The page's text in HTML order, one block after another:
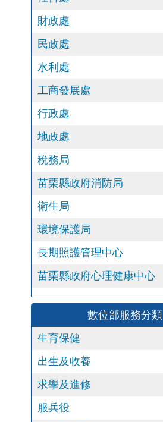
財政處
民政處
水利處
工商發展處
行政處
地政處
稅務局
苗栗縣政府消防局
衛生局
環境保護局
長期照護管理中心
苗栗縣政府心理健康中心
數位部服務分類
生育保健
出生及收養
求學及進修
服兵役